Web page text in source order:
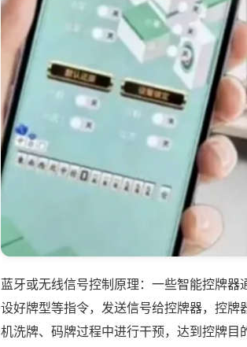
蓝牙或无线信号控制原理：一些智能控牌
设好牌型等指令，发送信号给控牌器，控
机洗牌、码牌过程中进行干预，达到控牌目